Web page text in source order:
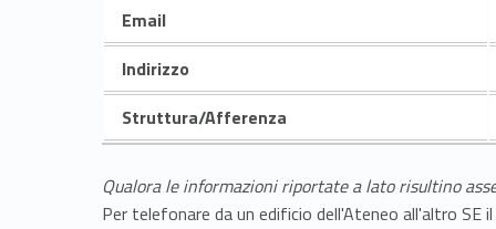
Email
Indirizzo
Struttura/Afferenza
Qualora le informazioni riportate a lato risultino
Per telefonare da un edificio dell'Ateneo all'altro